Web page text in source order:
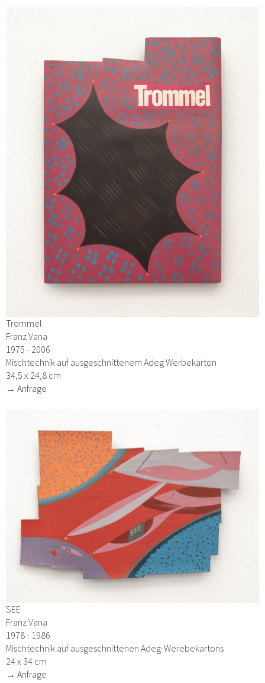
Trommel
Franz Vana
1975 - 2006
Mischtechnik auf ausgeschnittenem Adeg Werbekarton
34,5 x 24,8 cm
→ Anfrage
SEE
Franz Vana
1978 - 1986
Mischtechnik auf ausgeschnittenen Adeg-Werebekartons
24 x 34 cm
→ Anfrage